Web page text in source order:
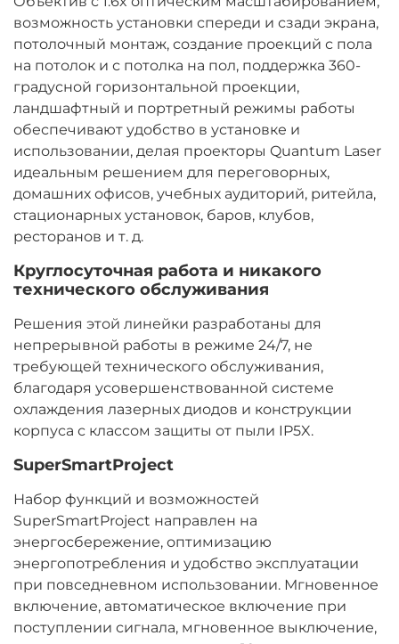
возможность установки спереди и сзади экрана,
потолочный монтаж, создание проекций с пола
на потолок и с потолка на пол, поддержка 360-
градусной горизонтальной проекции,
ландшафтный и портретный режимы работы
обеспечивают удобство в установке и
использовании, делая проекторы Quantum Laser
идеальным решением для переговорных,
домашних офисов, учебных аудиторий, ритейла,
стационарных установок, баров, клубов,
ресторанов и т. д.
Круглосуточная работа и никакого
технического обслуживания
Решения этой линейки разработаны для
непрерывной работы в режиме 24/7, не
требующей технического обслуживания,
благодаря усовершенствованной системе
охлаждения лазерных диодов и конструкции
корпуса с классом защиты от пыли IP5X.
SuperSmartProject
Набор функций и возможностей
SuperSmartProject направлен на
энергосбережение, оптимизацию
энергопотребления и удобство эксплуатации
при повседневном использовании. Мгновенное
включение, автоматическое включение при
поступлении сигнала, мгновенное выключение,